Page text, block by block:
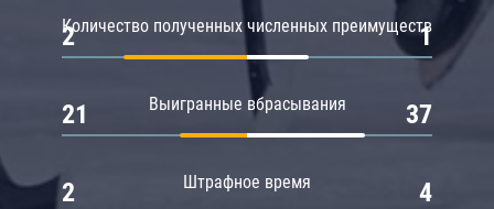
Количество полученных численных преимуществ
2 1
Выигранные вбрасывания
21 37
Штрафное время
2 4